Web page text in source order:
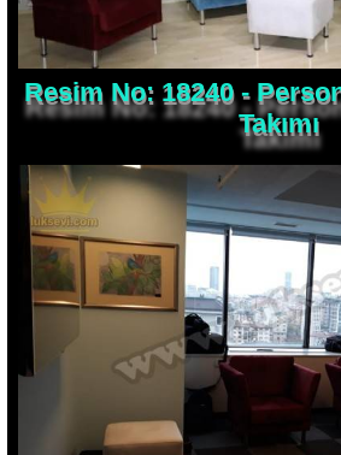
Resim No: 18240 -
Takımı